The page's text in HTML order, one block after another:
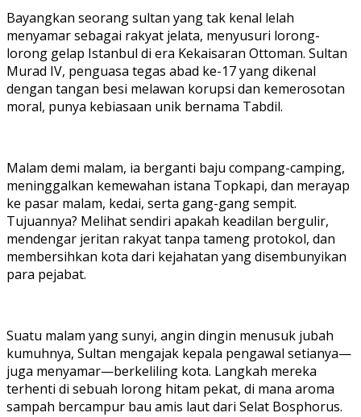
Bayangkan seorang sultan yang tak kenal lelah
menyamar sebagai rakyat jelata, menyusuri lorong-
lorong gelap Istanbul di era Kekaisaran Ottoman. Sultan
Murad IV, penguasa tegas abad ke-17 yang dikenal
dengan tangan besi melawan korupsi dan kemerosotan
moral, punya kebiasaan unik bernama Tabdil.
Malam demi malam, ia berganti baju compang-camping,
meninggalkan kemewahan istana Topkapi, dan merayap
ke pasar malam, kedai, serta gang-gang sempit.
Tujuannya? Melihat sendiri apakah keadilan bergulir,
mendengar jeritan rakyat tanpa tameng protokol, dan
membersihkan kota dari kejahatan yang disembunyikan
para pejabat.
Suatu malam yang sunyi, angin dingin menusuk jubah
kumuhnya, Sultan mengajak kepala pengawal setianya—
juga menyamar—berkeliling kota. Langkah mereka
terhenti di sebuah lorong hitam pekat, di mana aroma
sampah bercampur bau amis laut dari Selat Bosphorus.